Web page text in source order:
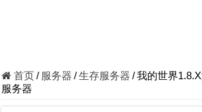
首页/ 服务器 /生存服务器 /我的世界
服务器